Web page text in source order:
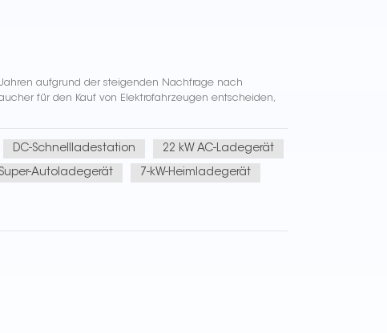
aufgrund der steigenden Nachfrage nach
für den Kauf von Elektrofahrzeugen entscheiden,
DC-Schnellladestation 22 kW AC-Ladegerät
Super-Autoladegerät 7-kW-Heimladegerät